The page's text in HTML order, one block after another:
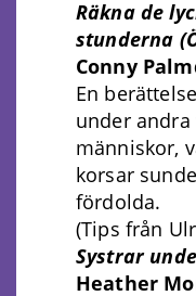
Räkna de
stunderna
Conny
En
under
människor,
korsar
fördolda.
(Tips från
Systrar
Heather